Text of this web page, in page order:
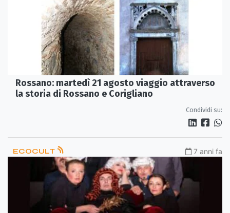
Rossano: martedì 21 agosto viaggio attraverso
la storia di Rossano e Corigliano
Condividi su:
ECOCULT 7 anni fa